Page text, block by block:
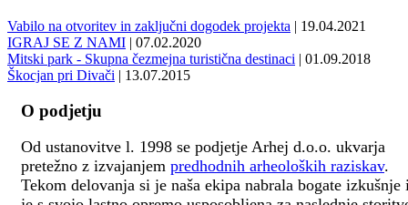
Vabilo na otvoritev in zaključni dogodek projekta | 19.04.2021
IGRAJ SE Z NAMI | 07.02.2020
Mitski park - Skupna čezmejna turistična destinaci | 01.09.2018
Škocjan pri Divači | 13.07.2015
O podjetju
Od ustanovitve l. 1998 se podjetje Arhej d.o.o. ukvarja
pretežno z izvajanjem predhodnih arheoloških raziskav.
Tekom delovanja si je naša ekipa nabrala bogate izkušnje